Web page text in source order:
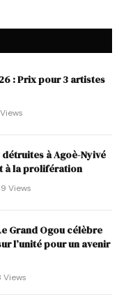
: Prix pour 3 artistes
Views
détruites à Agoè-Nyivé
à la prolifération
Views
Grand Ogou célèbre
l’unité pour un avenir
Views